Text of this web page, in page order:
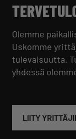
Olemme
Uskomme
tulevaisuutta.
yhdessä
LIITY